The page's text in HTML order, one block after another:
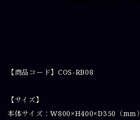
【商品コード】COS-RB08
【サイズ】
本体サイズ：W800×H400×D350（mm）